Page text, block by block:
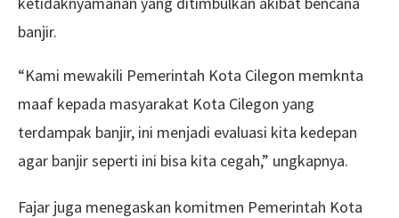
banjir.
“Kami mewakili Pemerintah Kota Cilegon memknta
maaf kepada masyarakat Kota Cilegon yang
terdampak banjir, ini menjadi evaluasi kita kedepan
agar banjir seperti ini bisa kita cegah,” ungkapnya.
Fajar juga menegaskan komitmen Pemerintah Kota